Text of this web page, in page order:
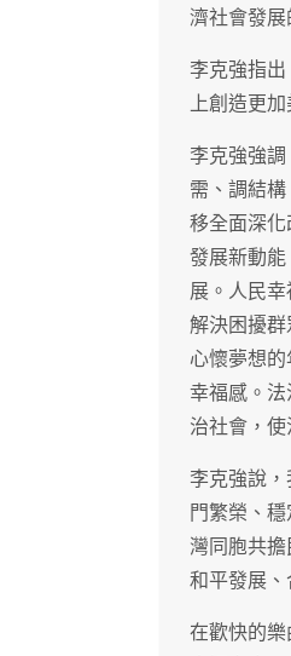
濟社會發展
李克強指
上創造更
李克強強
需、調結
移全面深
發展新動
展。人民
解決困擾
心懷夢想
幸福感。
治社會，
李克強說，
門繁榮、
灣同胞共
和平發展
在歡快的